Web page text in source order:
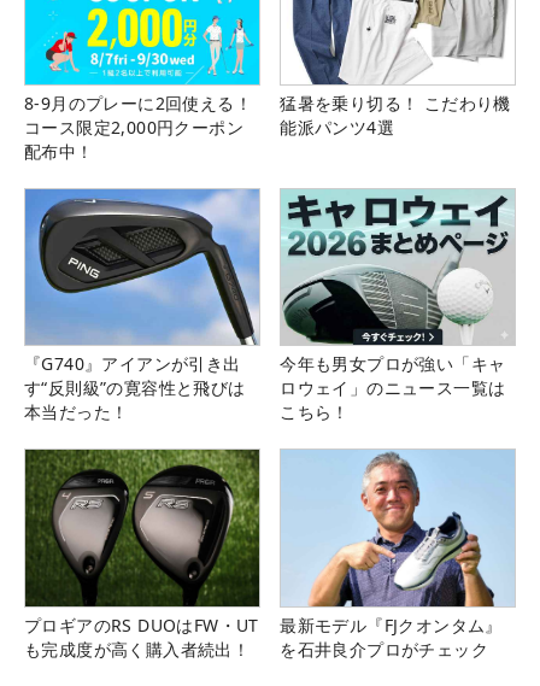
8-9月のプレーに2回使える！
コース限定2,000円クーポン
配布中！
猛暑を乗り切る！ こだわり機
能派パンツ4選
『G740』アイアンが引き出
す“反則級”の寛容性と飛びは
本当だった！
今年も男女プロが強い「キャ
ロウェイ」のニュース一覧は
こちら！
プロギアのRS DUOはFW・UT
も完成度が高く購入者続出！
最新モデル『FJクオンタム』
を石井良介プロがチェック